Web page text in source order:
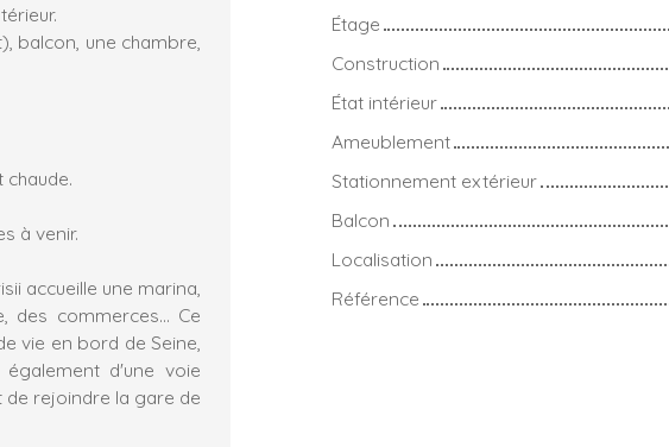
balcon, une chambre,
à venir.
accueille une marina,
des commerces… Ce
vie en bord de Seine,
d'une voie
de rejoindre la gare de
Étage
Construction
État intérieur
Ameublement
Stationnement extérieur
Balcon
Localisation
Référence